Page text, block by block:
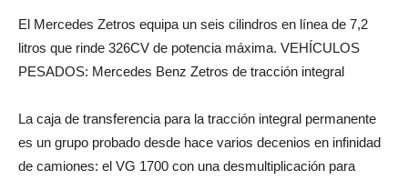
El Mercedes Zetros equipa un seis cilindros en línea de 7,2
litros que rinde 326CV de potencia máxima. VEHÍCULOS
PESADOS: Mercedes Benz Zetros de tracción integral
La caja de transferencia para la tracción integral permanente
es un grupo probado desde hace varios decenios en infinidad
de camiones: el VG 1700 con una desmultiplicación para